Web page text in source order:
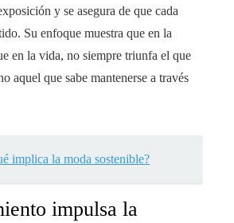
y se asegura de que cada
Su enfoque muestra que en la
en la vida, no siempre triunfa el que
aquel que sabe mantenerse a través
implica la moda sostenible?
impulsa la